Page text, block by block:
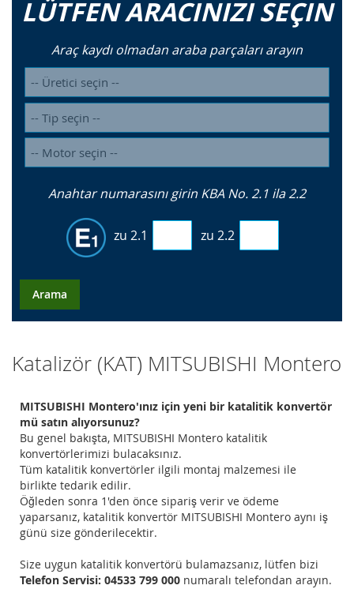
LÜTFEN ARACINIZI SEÇIN
Araç kaydı olmadan araba parçaları arayın
Anahtar numarasını girin KBA No. 2.1 ila 2.2
zu 2.1 zu 2.2
Arama
Katalizör (KAT) MITSUBISHI Montero
MITSUBISHI Montero'ınız için yeni bir katalitik konvertör
mü satın alıyorsunuz?
Bu genel bakışta, MITSUBISHI Montero katalitik
konvertörlerimizi bulacaksınız.
Tüm katalitik konvertörler ilgili montaj malzemesi ile
birlikte tedarik edilir.
Öğleden sonra 1'den önce sipariş verir ve ödeme
yaparsanız, katalitik konvertör MITSUBISHI Montero aynı iş
günü size gönderilecektir.
Size uygun katalitik konvertörü bulamazsanız, lütfen bizi
Telefon Servisi: 04533 799 000 numaralı telefondan arayın.